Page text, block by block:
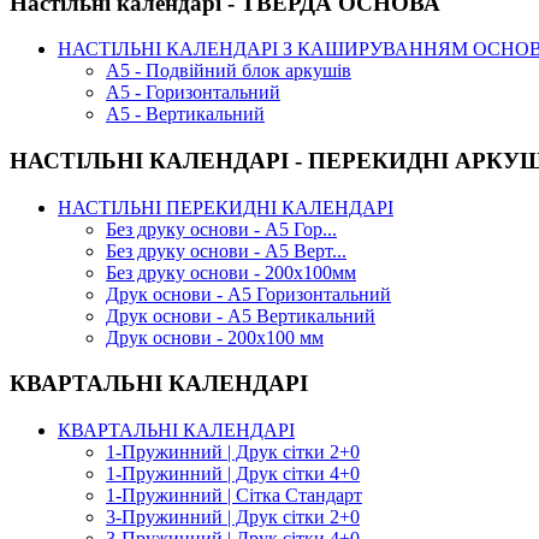
НАСТІЛЬНІ КАЛЕНДАРІ З КАШИРУВАННЯМ
А5 - Подвійний блок аркушів
А5 - Горизонтальний
А5 - Вертикальний
НАСТІЛЬНІ КАЛЕНДАРІ - ПЕРЕКИДНІ
НАСТІЛЬНІ ПЕРЕКИДНІ КАЛЕНДАРІ
Без друку основи - А5 Гор...
Без друку основи - А5 Верт...
Без друку основи - 200х100мм
Друк основи - А5 Горизонтальний
Друк основи - А5 Вертикальний
Друк основи - 200х100 мм
КВАРТАЛЬНІ КАЛЕНДАРІ
КВАРТАЛЬНІ КАЛЕНДАРІ
1-Пружинний | Друк сітки 2+0
1-Пружинний | Друк сітки 4+0
1-Пружинний | Сітка Стандарт
3-Пружинний | Друк сітки 2+0